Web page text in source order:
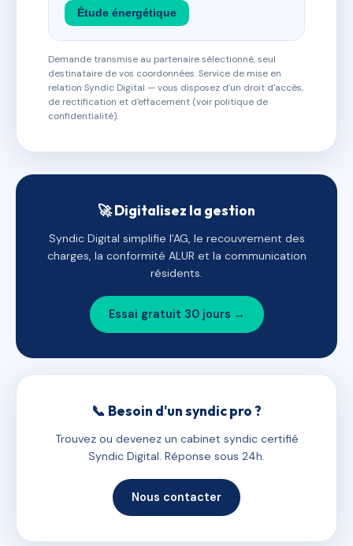
Étude énergétique
Demande transmise au partenaire sélectionné, seul
destinataire de vos coordonnées. Service de mise en
relation Syndic Digital — vous disposez d'un droit d'accès,
de rectification et d'effacement (voir politique de
confidentialité).
🚀 Digitalisez la gestion
Syndic Digital simplifie l'AG, le recouvrement des
charges, la conformité ALUR et la communication
résidents.
Essai gratuit 30 jours →
📞 Besoin d'un syndic pro ?
Trouvez ou devenez un cabinet syndic certifié
Syndic Digital. Réponse sous 24h.
Nous contacter